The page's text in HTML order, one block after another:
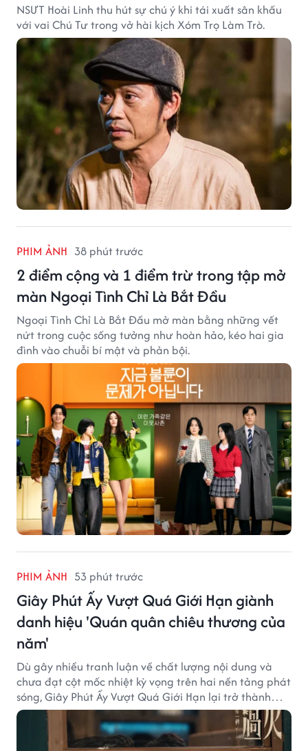
NSƯT Hoài Linh thu hút sự chú ý khi tái xuất sân khấu
với vai Chú Tư trong vở hài kịch Xóm Trọ Làm Trò.
PHIM ẢNH 38 phút trước
2 điểm cộng và 1 điểm trừ trong tập mở
màn Ngoại Tình Chỉ Là Bắt Đầu
Ngoại Tình Chỉ Là Bắt Đầu mở màn bằng những vết
nứt trong cuộc sống tưởng như hoàn hảo, kéo hai gia
đình vào chuỗi bí mật và phản bội.
PHIM ẢNH 53 phút trước
Giây Phút Ấy Vượt Quá Giới Hạn giành
danh hiệu 'Quán quân chiêu thương của
năm'
Dù gây nhiều tranh luận về chất lượng nội dung và
chưa đạt cột mốc nhiệt kỳ vọng trên hai nền tảng phát
sóng, Giây Phút Ấy Vượt Quá Giới Hạn lại trở thành
hiện tượng ở khía cạnh thương mại.